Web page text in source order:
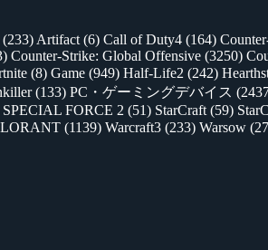
(233) Artifact (6) Call of Duty4 (164)
Counter-Strike: Global Offensive (3250)
(8) Game (949) Half-Life2 (242)
(133) PC・ゲーミングデバイス
SPECIAL FORCE 2 (51) StarCraft (59)
(1139) Warcraft3 (233) Warsow